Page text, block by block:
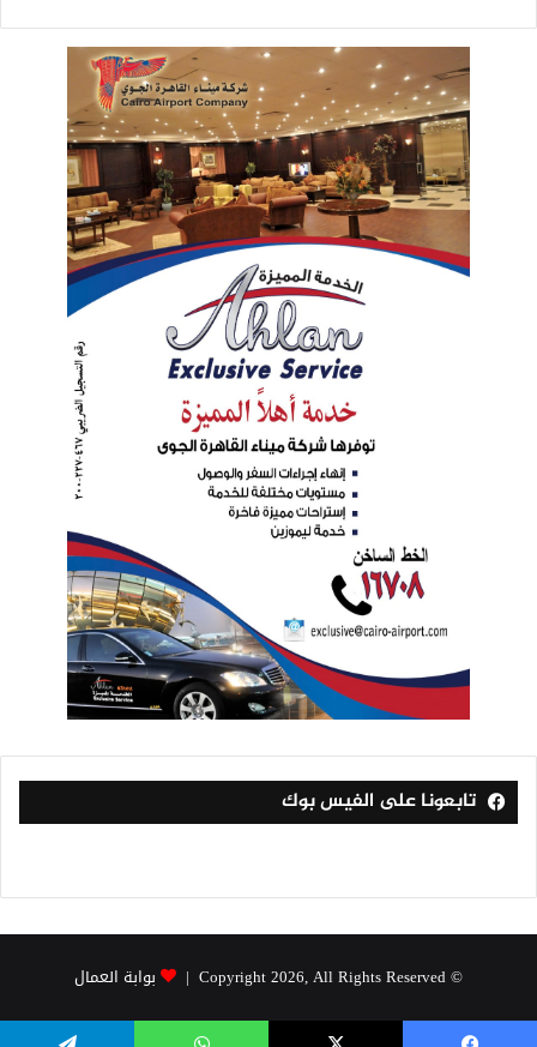
تابعونا على الفيس بوك
© Copyright 2026, All Rights Reserved | بوابة العمال